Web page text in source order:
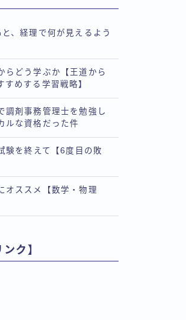
、経理で何が見えるよう
らどう学ぶか【王道から
すめする学習戦略】
調剤事務管理士を勉強し
ルな資格だった件
験を終えて【6度目の敗
オススメ【数学・物理
ク】